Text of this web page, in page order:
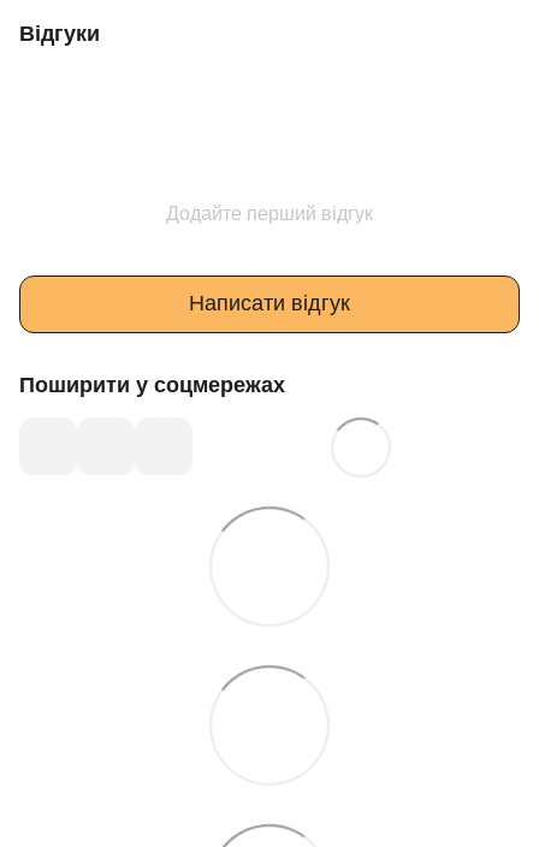
Відгуки
Додайте перший відгук
Написати відгук
Поширити у соцмережах